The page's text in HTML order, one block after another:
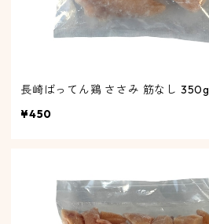
長崎ばってん鶏 ささみ 筋なし 350g
¥450